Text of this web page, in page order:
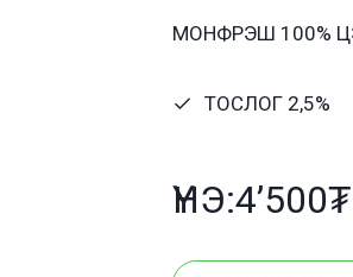
МОНФРЭШ 100%
ТОСЛОГ 2,5%
ҮНЭ:4’500₮